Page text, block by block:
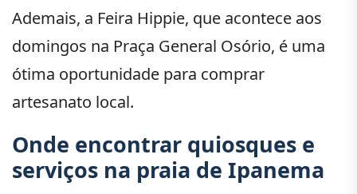
Ademais, a Feira Hippie, que acontece aos
domingos na Praça General Osório, é uma
ótima oportunidade para comprar
artesanato local.
Onde encontrar quiosques e
serviços na praia de Ipanema